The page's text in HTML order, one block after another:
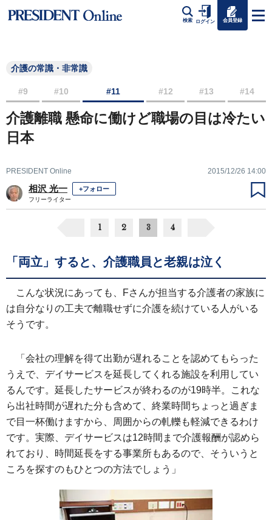
検索 ログイン 会員登録
介護の常識・非常識
#9 #10 #11 #12 #13 #14
介護離職 懸命に働けど職場の目は冷たい
日本
PRESIDENT Online 2015/12/26 14:00
相沢 光一 +フォロー
フリーライター
1 2 3 4
「両立」すると、介護職員と老親は泣く
こんな状況にあっても、Fさんが担当する介護者の家族に
は自分なりの工夫で離職せずに介護を続けている人がいる
そうです。
「会社の理解を得て出勤が遅れることを認めてもらった
うえで、デイサービスを延長してくれる施設を利用してい
るんです。延長したサービスが終わるのが19時半。これな
ら出社時間が遅れた分も含めて、終業時間ちょっと過ぎま
で目一杯働けますから、周囲からの軋轢も軽減できるわけ
です。実際、デイサービスは12時間まで介護報酬が認めら
れており、時間延長をする事業所もあるので、そういうと
ころを探すのもひとつの方法でしょう」